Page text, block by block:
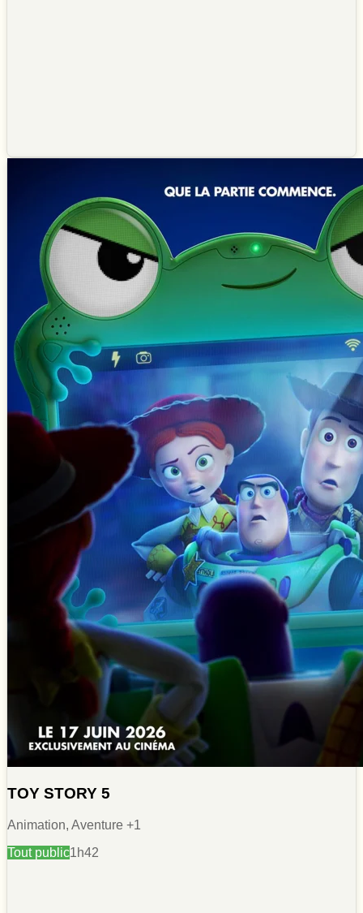
TOY STORY 5
Animation, Aventure +1
Tout public1h42